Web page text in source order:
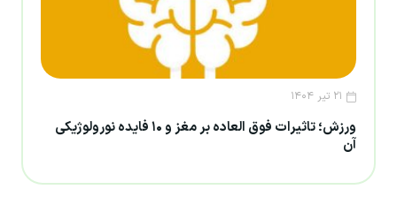
۲۱ تیر ۱۴۰۴
ورزش؛ تاثیرات فوق العاده بر مغز و ۱۰ فایده نورولوژیکی
آن